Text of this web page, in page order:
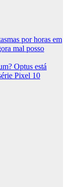
por horas em
mal posso
Optus está
Pixel 10